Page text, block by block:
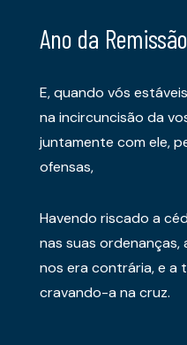
Ano da Remissão
E, quando vós
na incircuncisão da
juntamente com ele,
ofensas,
Havendo riscado a
nas suas ordenanças,
nos era contrária, e a
cravando-a na cruz.